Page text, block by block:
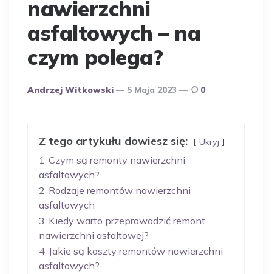
nawierzchni
asfaltowych – na
czym polega?
Opublikowany
Andrzej Witkowski 5 Maja 2023 0
Z tego artykułu dowiesz się: Ukryj
1 Czym są remonty nawierzchni
asfaltowych?
2 Rodzaje remontów nawierzchni
asfaltowych
3 Kiedy warto przeprowadzić remont
nawierzchni asfaltowej?
4 Jakie są koszty remontów nawierzchni
asfaltowych?